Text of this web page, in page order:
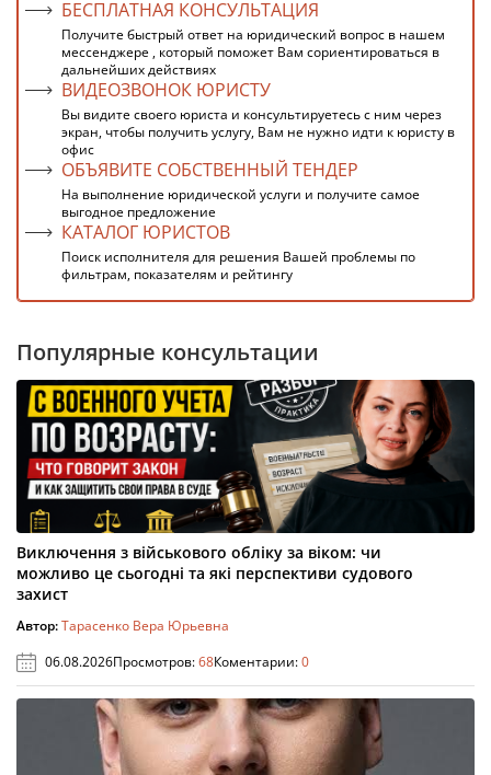
БЕСПЛАТНАЯ КОНСУЛЬТАЦИЯ
Получите быстрый ответ на юридический вопрос в нашем
мессенджере , который поможет Вам сориентироваться в
дальнейших действиях
ВИДЕОЗВОНОК ЮРИСТУ
Вы видите своего юриста и консультируетесь с ним через
экран, чтобы получить услугу, Вам не нужно идти к юристу в
офис
ОБЪЯВИТЕ СОБСТВЕННЫЙ ТЕНДЕР
На выполнение юридической услуги и получите самое
выгодное предложение
КАТАЛОГ ЮРИСТОВ
Поиск исполнителя для решения Вашей проблемы по
фильтрам, показателям и рейтингу
Популярные консультации
Виключення з військового обліку за віком: чи
можливо це сьогодні та які перспективи судового
захист
Автор:Тарасенко Вера Юрьевна
06.08.2026Просмотров:68Коментарии:0